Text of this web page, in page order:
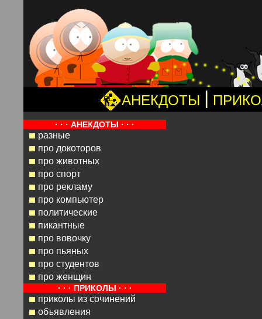
АНЕКДОТЫ |
· · · АНЕКДОТЫ · · ·
разные
про докоторов
про животных
про спорт
про рекламу
про компьютер
политические
пикантные
про вовочку
про пьяных
про студентов
про женщин
· · · ПРИКОЛЫ · · ·
приколы из сочинений
объявления